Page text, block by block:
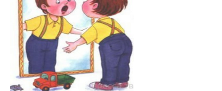
обеспечение. Доступная среда
Платные образовательные услуги
Финансово-хозяйственная
деятельность
Вакантные места для приема